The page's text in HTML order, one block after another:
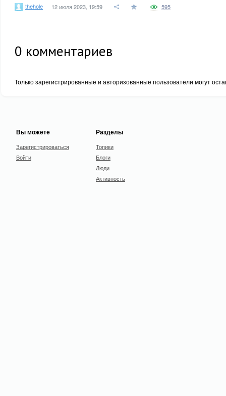
thehole 12 июля 2023, 19:59 595
0 комментариев
Только зарегистрированные и авторизованные пользователи могут
Вы можете
Зарегистрироваться
Войти
Разделы
Топики
Блоги
Люди
Активность